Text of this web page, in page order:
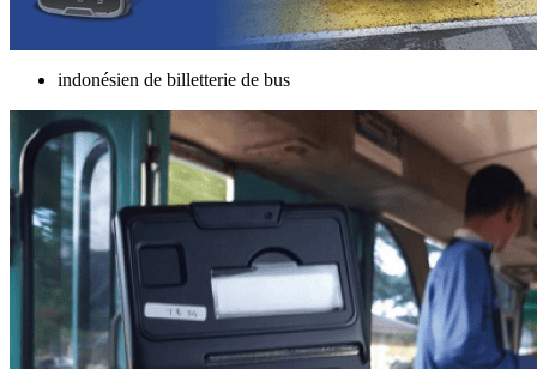
indonésien de billetterie de bus